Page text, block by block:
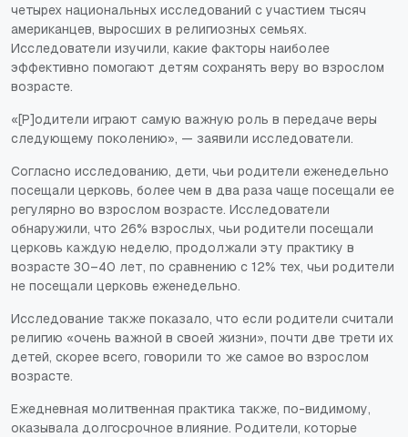
четырех национальных исследований с участием тысяч
американцев, выросших в религиозных семьях.
Исследователи изучили, какие факторы наиболее
эффективно помогают детям сохранять веру во взрослом
возрасте.
«[Р]одители играют самую важную роль в передаче веры
следующему поколению», — заявили исследователи.
Согласно исследованию, дети, чьи родители еженедельно
посещали церковь, более чем в два раза чаще посещали ее
регулярно во взрослом возрасте. Исследователи
обнаружили, что 26% взрослых, чьи родители посещали
церковь каждую неделю, продолжали эту практику в
возрасте 30–40 лет, по сравнению с 12% тех, чьи родители
не посещали церковь еженедельно.
Исследование также показало, что если родители считали
религию «очень важной в своей жизни», почти две трети их
детей, скорее всего, говорили то же самое во взрослом
возрасте.
Ежедневная молитвенная практика также, по-видимому,
оказывала долгосрочное влияние. Родители, которые